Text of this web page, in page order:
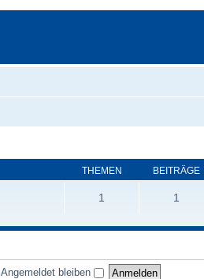
THEMEN BEITRÄGE
1 1
Angemeldet bleiben